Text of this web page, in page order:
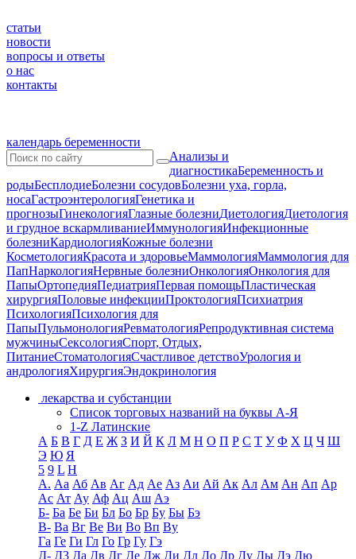
статьи
новости
вопросы и ответы
о нас
контакты
календарь беременности
Анализы и
диагностикаБеременность и
родыБесплодиеБолезни сосудовБолезни уха, горла,
носаГастроэнтерологияГенетика и
прогнозыГинекологияГлазные болезниДиетологияДиетология
и грудное вскармливаниеИммунологияИнфекционные
болезниКардиологияКожные болезни
КосметологияКрасота и здоровьеМаммологияМаммология для
ПапНаркологияНервные болезниОнкологияОнкология для
ПапыОртопедияПедиатрияПервая помощьПластическая
хирургияПоловые инфекцииПроктологияПсихиатрия
ПсихологияПсихология для
ПапыПульмонологияРевматологияРепродуктивная система
мужчиныСексологияСпорт, Отдых,
ПитаниеСтоматологияСчастливое детствоУрология и
андрологияХирургияЭндокринология
лекарства и субстанции
Список торговых названий на буквы А-Я
1-Z Латинские
А Б В Г Д Е Ж З И Й К Л М Н О П Р С Т У Ф Х Ц Ч Ш
Э Ю Я
5 9 L H
А. Аа Аб Ав Аг Ад Ае Аз Аи Ай Ак Ал Ам Ан Ап Ар
Ас Ат Ау Аф Ац Аш Аэ
Б- Ба Бе Би Бл Бо Бр Бу Бы Бэ
В- Ва Вг Ве Ви Во Вп Ву
Га Ге Ги Гл Го Гр Гу Гэ
Д- Д3 Да Дв Дг Де Дж Ди Дл До Др Ду Ды Дэ Дю